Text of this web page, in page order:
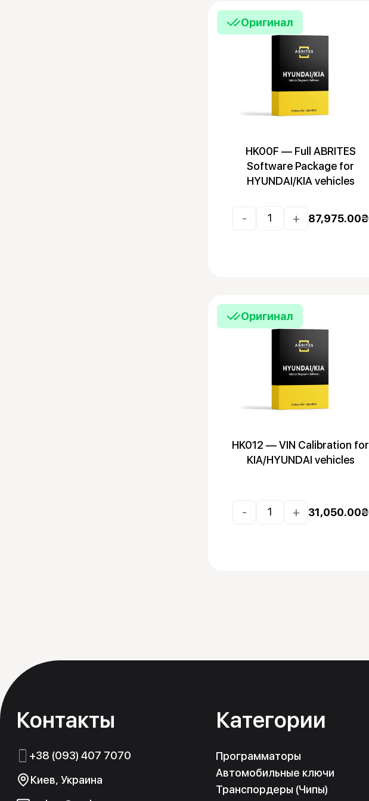
HK00F — Full ABRITES
Software Package for
HYUNDAI/KIA vehicles
- + 87,975.00₴
Оригинал
HK012 — VIN Calibration for
KIA/HYUNDAI vehicles
- + 31,050.00₴
Оригинал
Контакты
+38 (093) 407 7070
Киев, Украина
Категории
Программаторы
Автомобильные ключи
Транспордеры (Чипы)